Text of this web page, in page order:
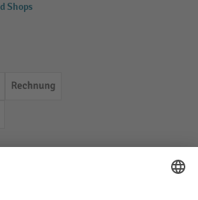
Shops
(Visa)
Rechnung